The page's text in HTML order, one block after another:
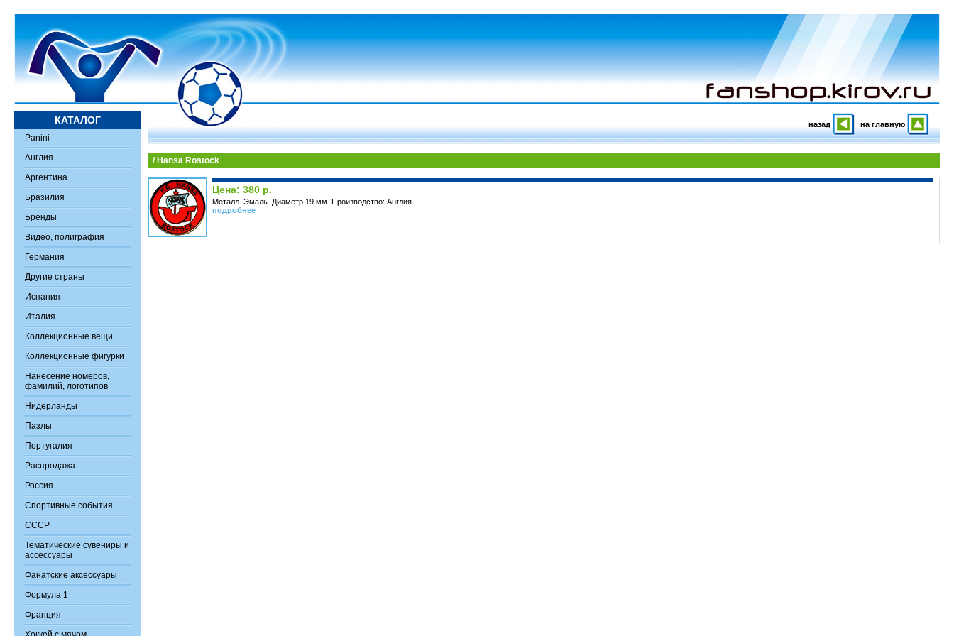
КАТАЛОГ
Panini
Англия
Аргентина
Бразилия
Бренды
Видео, полиграфия
Германия
Другие страны
Испания
Италия
Коллекционные вещи
Коллекционные фигурки
Нанесение номеров,
фамилий, логотипов
Нидерланды
Пазлы
Португалия
Распродажа
Россия
Спортивные события
СССР
Тематические сувениры и
ассессуары
Фанатские аксессуары
Формула 1
Франция
назад на главную
/ Hansa Rostock
Цена: 380 р.
Металл. Эмаль. Диаметр 19 мм. Производство: Англия.
подробнее